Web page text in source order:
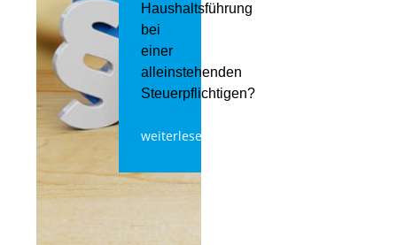
Haushaltsführung
bei
einer
alleinstehenden
Steuerpflichtigen?
weiterlesen